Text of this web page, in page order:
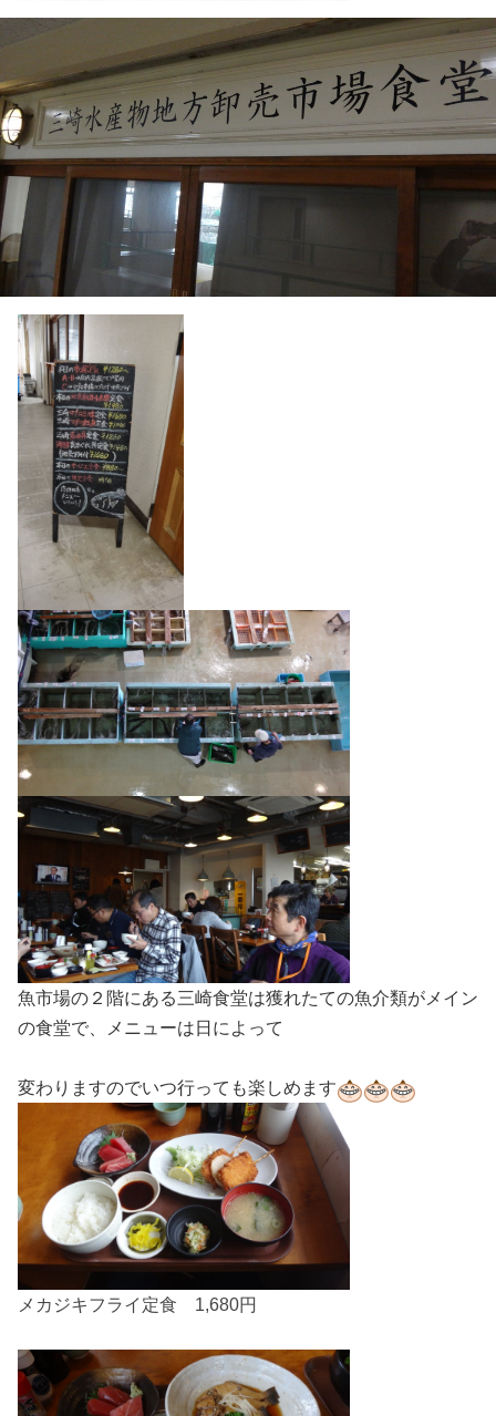
魚市場の２階にある三崎食堂は獲れたての魚介類がメイン
の食堂で、メニューは日によって
変わりますのでいつ行っても楽しめます
メカジキフライ定食 1,680円